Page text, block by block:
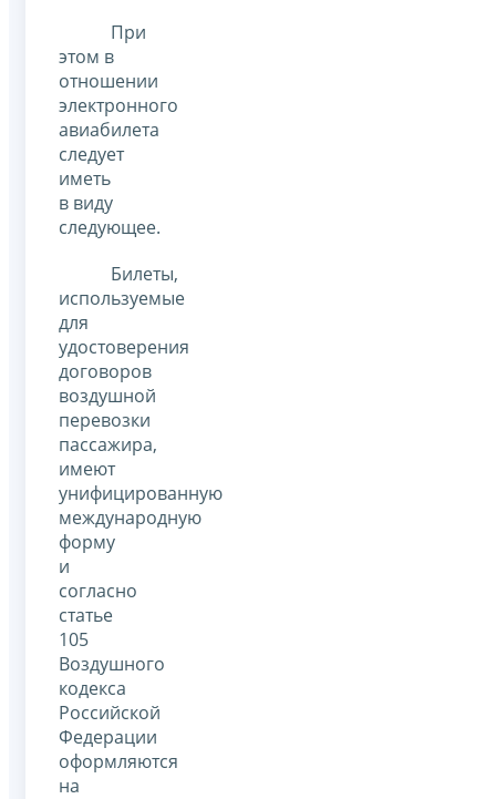
При
этом в
отношении
электронного
авиабилета
следует
иметь
в виду
следующее.
Билеты,
используемые
для
удостоверения
договоров
воздушной
перевозки
пассажира,
имеют
унифицированную
международную
форму
и
согласно
статье
105
Воздушного
кодекса
Российской
Федерации
оформляются
на